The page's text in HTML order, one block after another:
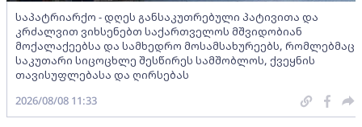
საპატრიარქო - დღეს განსაკუთრებული პატივითა და
კრძალვით ვიხსენებთ საქართველოს მშვიდობიან
მოქალაქეებსა და სამხედრო მოსამსახურეებს, რომლებმაც
საკუთარი სიცოცხლე შესწირეს სამშობლოს, ქვეყნის
თავისუფლებასა და ღირსებას
2026/08/08 11:33